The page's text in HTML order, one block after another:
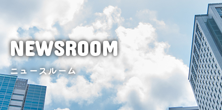
NEWSROOM
ニュースルーム